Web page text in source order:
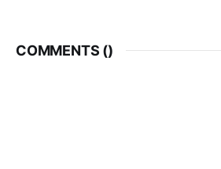
COMMENTS ()